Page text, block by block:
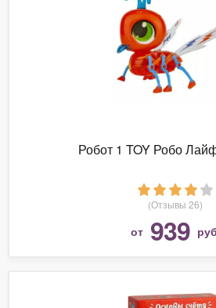
Робот 1 TOY Робо
(Отзывы 26)
от 939